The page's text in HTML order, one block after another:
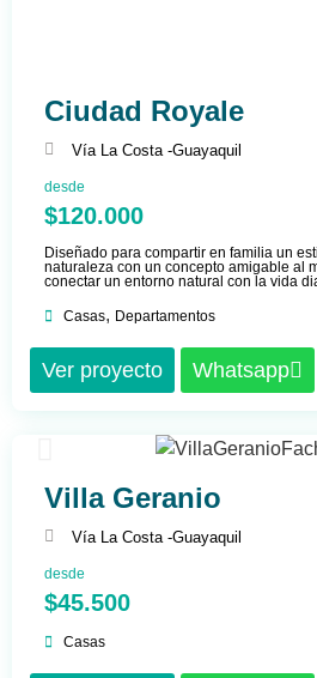
Ciudad Royale
Vía La Costa -Guayaquil
desde
$120.000
Diseñado para compartir en familia un
naturaleza con un concepto amigable al
conectar un entorno natural con la vida
Casas, Departamentos
Ver proyecto Whatsapp
Villa Geranio
Vía La Costa -Guayaquil
desde
$45.500
Casas